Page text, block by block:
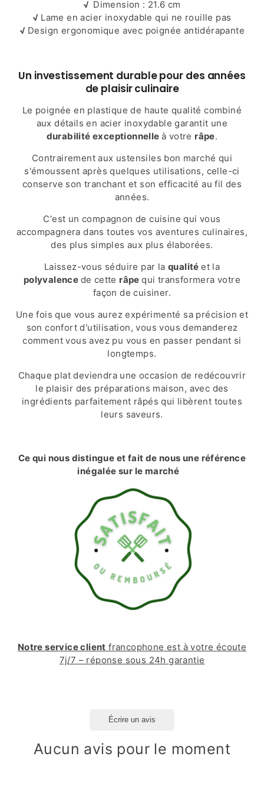
√ Dimension : 21.6 cm
√ Lame en acier inoxydable qui ne rouille pas
√ Design ergonomique avec poignée antidérapante
Un investissement durable pour des années
de plaisir culinaire
Le poignée en plastique de haute qualité combiné
aux détails en acier inoxydable garantit une
durabilité exceptionnelleà votre râpe.
Contrairement aux ustensiles bon marché qui
s'émoussent après quelques utilisations, celle-ci
conserve son tranchant et son efficacité au fil des
années.
C'est un compagnon de cuisine qui vous
accompagnera dans toutes vos aventures culinaires,
des plus simples aux plus élaborées.
Laissez-vous séduire par la qualitéet la
polyvalence de cette râpequi transformera votre
façon de cuisiner.
Une fois que vous aurez expérimenté sa précision et
son confort d'utilisation, vous vous demanderez
comment vous avez pu vous en passer pendant si
longtemps.
Chaque plat deviendra une occasion de redécouvrir
le plaisir des préparations maison, avec des
ingrédients parfaitement râpés qui libèrent toutes
leurs saveurs.
Ce qui nous distingue et fait de nous une référence
inégalée sur le marché
Notre service client francophone est à votre écoute
7j/7 – réponse sous 24h garantie
Écrire un avis
Aucun avis pour le moment